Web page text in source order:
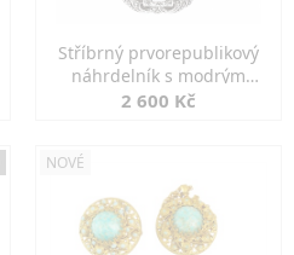
Stříbrný prvorepublikový
náhrdelník s modrým
spinelem
2 600 Kč
NOVÉ